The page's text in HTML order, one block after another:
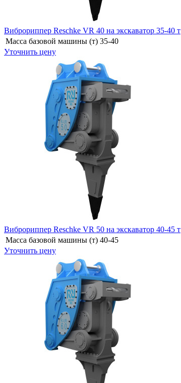
Виброриппер Reschke VR 40 на экскаватор 35-40 т
Масса базовой машины (т) 35-40
Уточнить цену
Виброриппер Reschke VR 50 на экскаватор 40-45 т
Масса базовой машины (т) 40-45
Уточнить цену